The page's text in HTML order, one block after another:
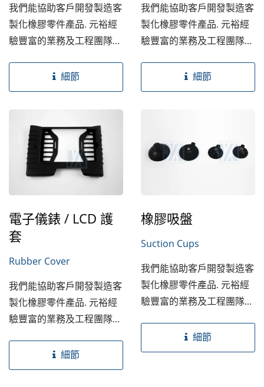
我們能協助客戶開發製造客
製化橡膠零件產品. 元裕經
驗豐富的業務及工程團隊能
細節
我們能協助客戶開發製造客
製化橡膠零件產品. 元裕經
驗豐富的業務及工程團隊能
細節
電子儀錶 / LCD 護
套
Rubber Cover
我們能協助客戶開發製造客
製化橡膠零件產品. 元裕經
驗豐富的業務及工程團隊能
細節
橡膠吸盤
Suction Cups
我們能協助客戶開發製造客
製化橡膠零件產品. 元裕經
驗豐富的業務及工程團隊能
細節